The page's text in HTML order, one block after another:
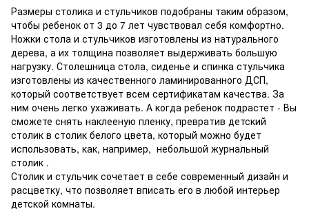
Размеры столика и стульчиков подобраны таким образом,
чтобы ребенок от 3 до 7 лет чувствовал себя комфортно.
Ножки стола и стульчиков изготовлены из натурального
дерева, а их толщина позволяет выдерживать большую
нагрузку. Столешница стола, сиденье и спинка стульчика
изготовлены из качественного ламинированного ДСП,
который соответствует всем сертификатам качества. За
ним очень легко ухаживать. А когда ребенок подрастет - Вы
сможете снять наклееную пленку, превратив детский
столик в столик белого цвета, который можно будет
использовать, как, например, небольшой журнальный
столик .
Столик и стульчик сочетает в себе современный дизайн и
расцветку, что позволяет вписать его в любой интерьер
детской комнаты.